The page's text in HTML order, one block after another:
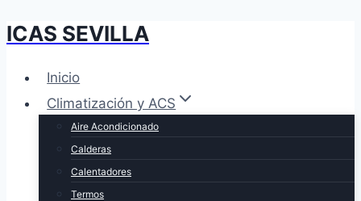
Saltar
contenido
ICAS SEVILLA
Inicio
Climatización y ACS
Aire Acondicionado
Calderas
Calentadores
Termos